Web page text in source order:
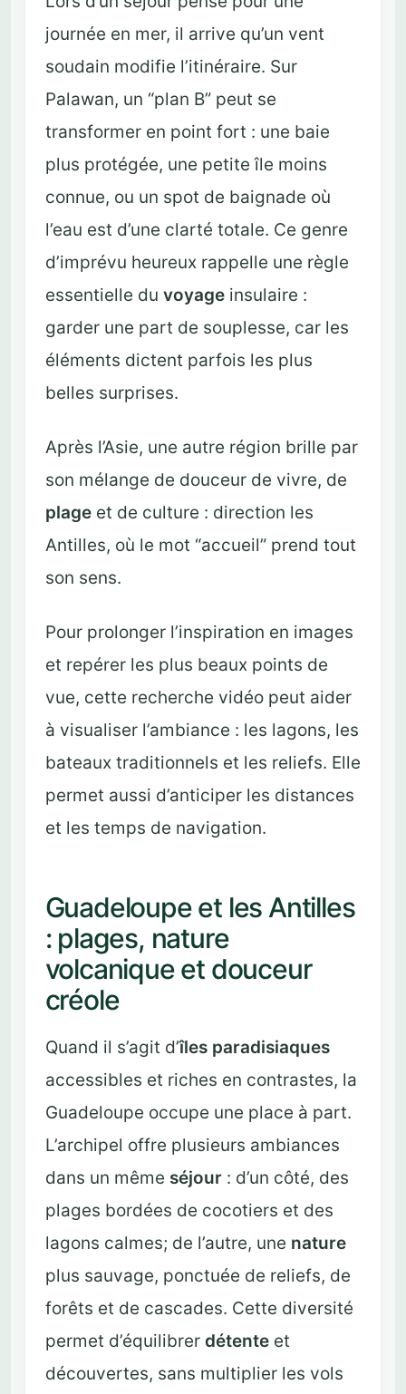
journée en mer, il arrive qu’un vent
soudain modifie l’itinéraire. Sur
Palawan, un “plan B” peut se
transformer en point fort : une baie
plus protégée, une petite île moins
connue, ou un spot de baignade où
l’eau est d’une clarté totale. Ce genre
d’imprévu heureux rappelle une règle
essentielle du voyageinsulaire :
garder une part de souplesse, car les
éléments dictent parfois les plus
belles surprises.
Après l’Asie, une autre région brille par
son mélange de douceur de vivre, de
plageet de culture : direction les
Antilles, où le mot “accueil” prend tout
son sens.
Pour prolonger l’inspiration en images
et repérer les plus beaux points de
vue, cette recherche vidéo peut aider
à visualiser l’ambiance : les lagons, les
bateaux traditionnels et les reliefs. Elle
permet aussi d’anticiper les distances
et les temps de navigation.
Guadeloupe et les Antilles
: plages, nature
volcanique et douceur
créole
Quand il s’agit d’îles paradisiaques
accessibles et riches en contrastes, la
Guadeloupe occupe une place à part.
L’archipel offre plusieurs ambiances
dans un même séjour: d’un côté, des
plages bordées de cocotiers et des
lagons calmes; de l’autre, une nature
plus sauvage, ponctuée de reliefs, de
forêts et de cascades. Cette diversité
permet d’équilibrer détenteet
découvertes, sans multiplier les vols